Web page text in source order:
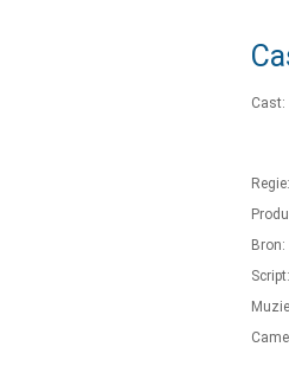
Cast:
Regie:
Bron:
Script: